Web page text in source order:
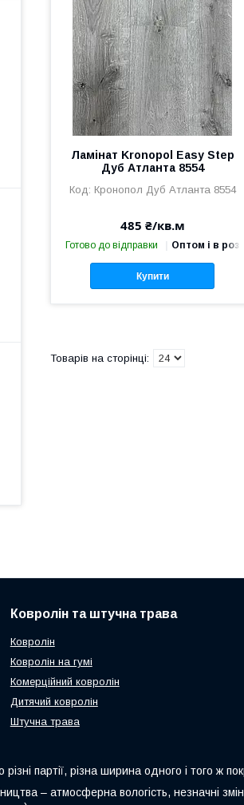
Ламінат Kronopol Easy Step
Дуб Атланта 8554
Кронопол Дуб Атланта 8554
485 ₴/кв.м
Готово до відправки Оптом і в
Купити
Ковролін та штучна трава
Ковролін
Ковролін на гумі
Комерційний ковролін
Дитячий ковролін
Штучна трава
партії, різна ширина одного і того ж
– атмосферна вологість, незначні